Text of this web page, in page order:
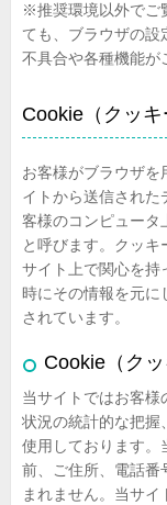
※推奨環境以外でご
ても、ブラウザの設
不具合や各種機能が
Cookie（クッ
お客様がブラウザを
イトから送信された
客様のコンピュータ
と呼びます。クッ
サイト上で関心を持
時にその情報を元に
されています。
Cookie（ク
当サイトではお客様
状況の統計的な把握
使用しております。
前、ご住所、電話番
まれません。当サイ